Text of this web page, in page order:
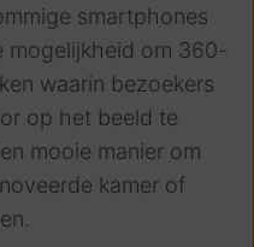
smartphones
mogelijkheid om 360-
waarin bezoekers
op het beeld te
mooie manier om
kamer of